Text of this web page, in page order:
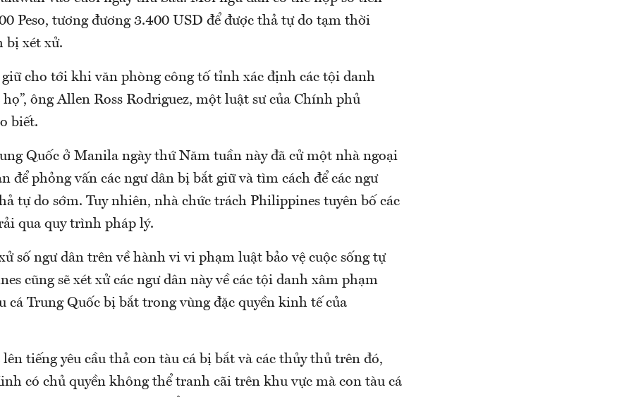
Peso, tương đương 3.400 USD để được thả tự do tạm thời
bị xét xử.
giữ cho tới khi văn phòng công tố tỉnh xác định các tội danh
ông Allen Ross Rodriguez, một luật sư của Chính phủ
biết.
Quốc ở Manila ngày thứ Năm tuần này đã cử một nhà ngoại
để phỏng vấn các ngư dân bị bắt giữ và tìm cách để các ngư
tự do sớm. Tuy nhiên, nhà chức trách Philippines tuyên bố các
qua quy trình pháp lý.
số ngư dân trên về hành vi vi phạm luật bảo vệ cuộc sống tự
cũng sẽ xét xử các ngư dân này về các tội danh xâm phạm
cá Trung Quốc bị bắt trong vùng đặc quyền kinh tế của
tiếng yêu cầu thả con tàu cá bị bắt và các thủy thủ trên đó,
có chủ quyền không thể tranh cãi trên khu vực mà con tàu cá